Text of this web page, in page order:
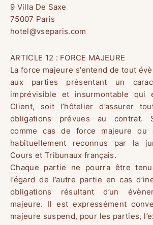
9 Villa De Saxe
75007 Paris
hotel@vseparis.com
ARTICLE 12 : FORCE MAJEURE
La force majeure s’entend de tout
aux parties présentant un
imprévisible et insurmontable qui
Client, soit l’hôtelier d’assurer
obligations prévues au contrat.
comme cas de force majeure ou
habituellement reconnus par la
Cours et Tribunaux français.
Chaque partie ne pourra être
l’égard de l’autre partie en cas
obligations résultant d’un
majeure. Il est expressément
majeure suspend, pour les parties,